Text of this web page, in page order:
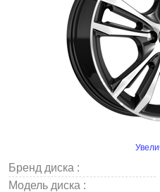
Бренд диска :
Модель диска :